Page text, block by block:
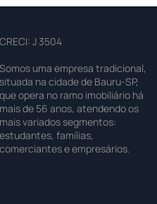
CRECI: J 3504
Somos uma empresa tradicional,
situada na cidade de Bauru-SP,
que opera no ramo imobiliário há
mais de 56 anos, atendendo os
mais variados segmentos:
estudantes, famílias,
comerciantes e empresários.